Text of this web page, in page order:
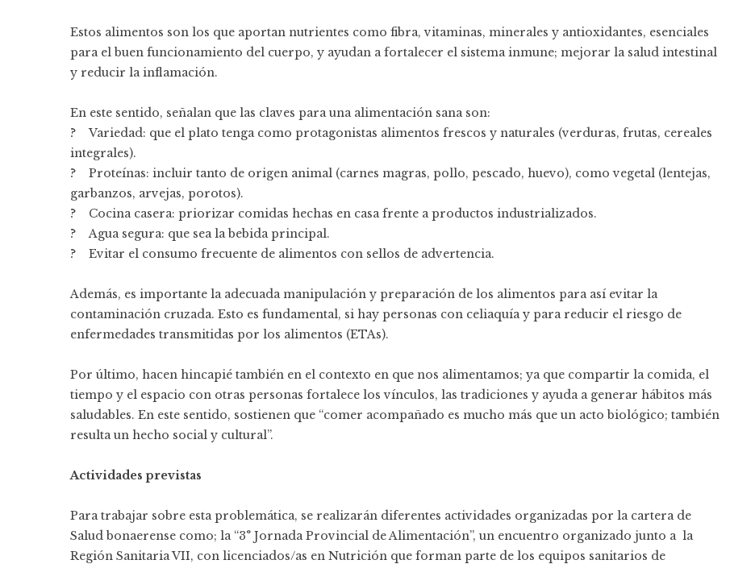
Estos alimentos son los que aportan nutrientes como fibra, vitaminas, minerales y antioxidantes, esenciales
para el buen funcionamiento del cuerpo, y ayudan a fortalecer el sistema inmune; mejorar la salud intestinal
y reducir la inflamación.
En este sentido, señalan que las claves para una alimentación sana son:
? Variedad: que el plato tenga como protagonistas alimentos frescos y naturales (verduras, frutas, cereales
integrales).
? Proteínas: incluir tanto de origen animal (carnes magras, pollo, pescado, huevo), como vegetal (lentejas,
garbanzos, arvejas, porotos).
? Cocina casera: priorizar comidas hechas en casa frente a productos industrializados.
? Agua segura: que sea la bebida principal.
? Evitar el consumo frecuente de alimentos con sellos de advertencia.
Además, es importante la adecuada manipulación y preparación de los alimentos para así evitar la
contaminación cruzada. Esto es fundamental, si hay personas con celiaquía y para reducir el riesgo de
enfermedades transmitidas por los alimentos (ETAs).
Por último, hacen hincapié también en el contexto en que nos alimentamos; ya que compartir la comida, el
tiempo y el espacio con otras personas fortalece los vínculos, las tradiciones y ayuda a generar hábitos más
saludables. En este sentido, sostienen que “comer acompañado es mucho más que un acto biológico; también
resulta un hecho social y cultural”.
Actividades previstas
Para trabajar sobre esta problemática, se realizarán diferentes actividades organizadas por la cartera de
Salud bonaerense como; la “3° Jornada Provincial de Alimentación”, un encuentro organizado junto a la
Región Sanitaria VII, con licenciados/as en Nutrición que forman parte de los equipos sanitarios de